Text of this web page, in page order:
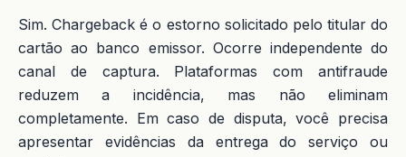
Sim. Chargeback é o estorno solicitado pelo titular do
cartão ao banco emissor. Ocorre independente do
canal de captura. Plataformas com antifraude
reduzem a incidência, mas não eliminam
completamente. Em caso de disputa, você precisa
apresentar evidências da entrega do serviço ou